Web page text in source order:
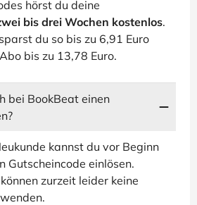
hörst du deine
bis drei Wochen kostenlos.
du so bis zu 6,91 Euro
bis zu 13,78 Euro.
bei BookBeat einen
kannst du vor Beginn
Gutscheincode einlösen.
zurzeit leider keine